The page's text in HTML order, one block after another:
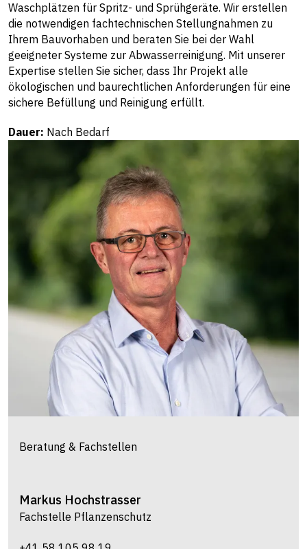
Waschplätzen für Spritz- und Sprühgeräte. Wir erstellen
die notwendigen fachtechnischen Stellungnahmen zu
Ihrem Bauvorhaben und beraten Sie bei der Wahl
geeigneter Systeme zur Abwasserreinigung. Mit unserer
Expertise stellen Sie sicher, dass Ihr Projekt alle
ökologischen und baurechtlichen Anforderungen für eine
sichere Befüllung und Reinigung erfüllt.
Dauer: Nach Bedarf
Beratung & Fachstellen
Markus Hochstrasser
Fachstelle Pflanzenschutz